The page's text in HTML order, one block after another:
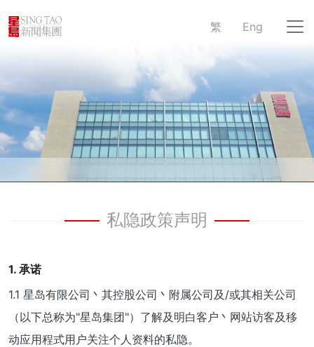
繁 Eng
私隐政策声明
1. 承诺
1.1 星岛有限公司丶其控股公司丶附属公司及/或其相关公司
（以下总称为"星岛集团"）了解及明白客户丶网站访客及移
动应用程式用户关注个人资料的私隐。